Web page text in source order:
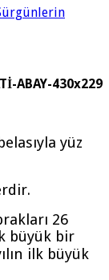
yüz
26
büyük bir
ilk büyük